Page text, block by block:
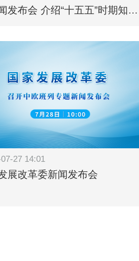
发布会 介绍“十五五”时期知识
27 14:01
展改革委新闻发布会